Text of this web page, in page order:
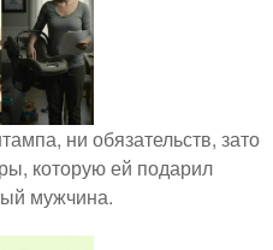
ни обязательств, зато
которую ей подарил
мужчина.